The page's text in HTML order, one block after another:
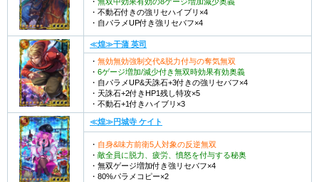
・ 無双中効果有効の8ゲージ増加減少奥義
・不動石付きの強リセハイブリ×4
・自パラメUP付き強リセバフ×4
≪煌≫干蒲 英司
・ 無効無効強制交代&脱力付与の奪気無双
・ 6ゲージ増加/減少付き無双時効果有効奥義
・自パラメUP&天誅石+3付きの強リセバフ×4
・天誅石+2付きHP1残し特攻×5
・不動石+1付きハイブリ×3
≪煌≫円城寺 ケイト
・ 自身&味方前衛5人対象の反逆無双
・ 敵全員に脱力、疲労、憤怒を付与する秘奥
・無双ゲージ増加付き強リセバフ×4
・80%パラメコピー×2